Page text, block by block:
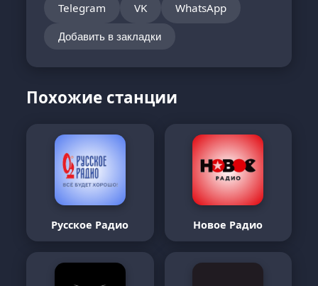
Telegram VK WhatsApp
Добавить в закладки
Похожие станции
Русское Радио Новое Радио